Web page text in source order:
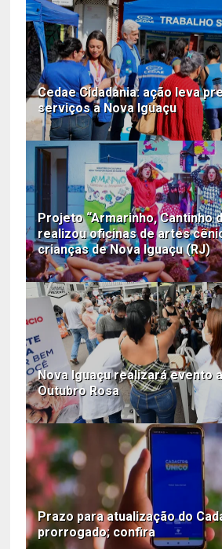
Cedae Cidadania: ação leva
serviços a Nova Iguaçu
Projeto “Armarinho, Cantinho
realizou oficinas de artes
crianças de Nova Iguaçu (RJ)
Nova Iguaçu realizará evento
Outubro Rosa
Prazo para atualização do
prorrogado; confira